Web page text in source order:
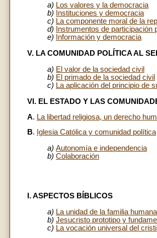
a) Los valores y la democracia
b)
Instituciones y democracia
c) La componente moral de la
d)
Instrumentos de participación
e)
Información y democracia
V. LA COMUNIDAD POLÍTICA AL
a) El valor de la sociedad civil
b) El primado de la sociedad civil
c) La aplicación del principio de
VI. EL ESTADO Y LAS
A. La libertad religiosa, un derecho
B. Iglesia Católica y comunidad política
a) Autonomía e independencia
b) Colaboración
I. ASPECTOS BÍBLICOS
a) La unidad de la familia humana
b) Jesucristo prototipo y
c) La vocación universal del